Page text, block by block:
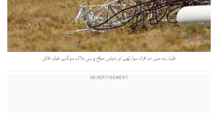
طیارے میں دو افراد سوار تھے اور دونوں موقع پر ہی ہلاک ہوگئے، فوٹو : فائل